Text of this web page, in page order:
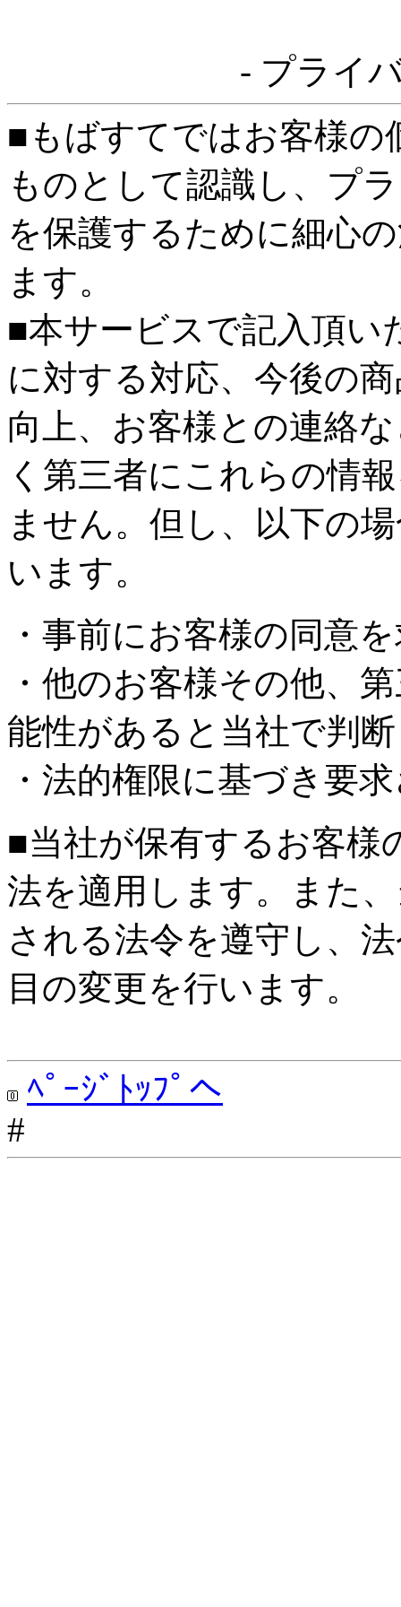
- プライ
■もばすてではお客様の
ものとして認識し、プ
を保護するために細心
ます。
■本サービスで記入頂い
に対する対応、今後の
向上、お客様との連絡
く第三者にこれらの情
ません。但し、以下の
います。
・事前にお客様の同意
・他のお客様その他、
能性があると当社で判
・法的権限に基づき要
■当社が保有するお客様
法を適用します。また
される法令を遵守し、
目の変更を行います。
ﾍﾟｰｼﾞﾄｯﾌﾟへ
#